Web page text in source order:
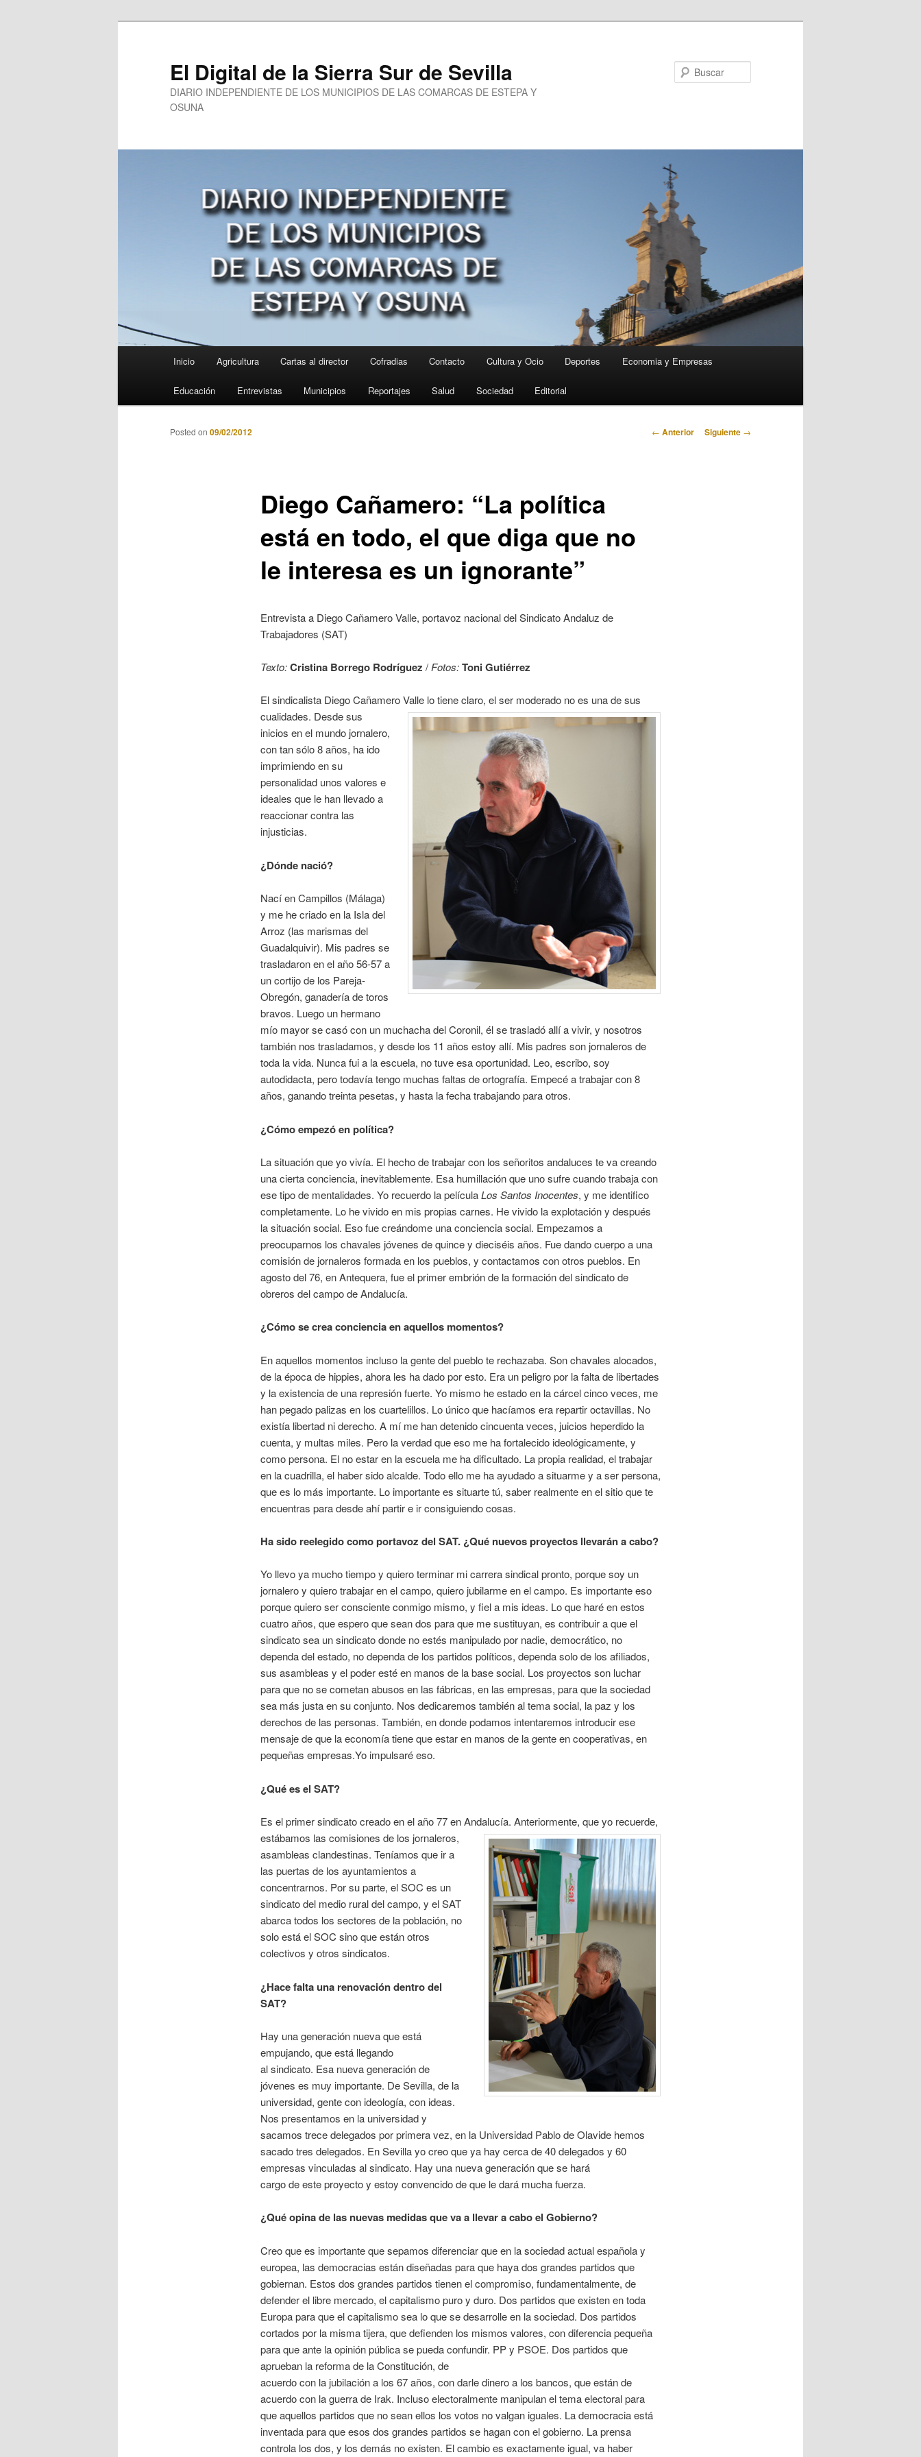
El Digital de la Sierra Sur de Sevilla
DIARIO INDEPENDIENTE DE LOS MUNICIPIOS DE LAS COMARCAS DE ESTEPA Y
OSUNA
Inicio Agricultura Cartas al director Cofradias Contacto Cultura y Ocio Deportes Economia y Empresas
Educación Entrevistas Municipios Reportajes Salud Sociedad Editorial
Navegación
← Anterior Siguiente →
Diego Cañamero: “La política
está en todo, el que diga que no
le interesa es un ignorante”
Posted on 09/02/2012
Entrevista a Diego Cañamero Valle, portavoz nacional del Sindicato Andaluz de
Trabajadores (SAT)
Texto:Cristina Borrego Rodríguez / Fotos:Toni Gutiérrez
El sindicalista Diego Cañamero Valle lo tiene claro, el ser moderado no es una de sus
cualidades. Desde sus
inicios en el mundo jornalero,
con tan sólo 8 años, ha ido
imprimiendo en su
personalidad unos valores e
ideales que le han llevado a
reaccionar contra las
injusticias.
¿Dónde nació?
Nací en Campillos (Málaga)
y me he criado en la Isla del
Arroz (las marismas del
Guadalquivir). Mis padres se
trasladaron en el año 56-57 a
un cortijo de los Pareja-
Obregón, ganadería de toros
bravos. Luego un hermano
mío mayor se casó con un muchacha del Coronil, él se trasladó allí a vivir, y nosotros
también nos trasladamos, y desde los 11 años estoy allí. Mis padres son jornaleros de
toda la vida. Nunca fui a la escuela, no tuve esa oportunidad. Leo, escribo, soy
autodidacta, pero todavía tengo muchas faltas de ortografía. Empecé a trabajar con 8
años, ganando treinta pesetas, y hasta la fecha trabajando para otros.
¿Cómo empezó en política?
La situación que yo vivía. El hecho de trabajar con los señoritos andaluces te va creando
una cierta conciencia, inevitablemente. Esa humillación que uno sufre cuando trabaja con
ese tipo de mentalidades. Yo recuerdo la películaLos Santos Inocentes, y me identifico
completamente. Lo he vivido en mis propias carnes. He vivido la explotación y después
la situación social. Eso fue creándome una conciencia social. Empezamos a
preocuparnos los chavales jóvenes de quince y dieciséis años. Fue dando cuerpo a una
comisión de jornaleros formada en los pueblos, y contactamos con otros pueblos. En
agosto del 76, en Antequera, fue el primer embrión de la formación del sindicato de
obreros del campo de Andalucía.
¿Cómo se crea conciencia en aquellos momentos?
En aquellos momentos incluso la gente del pueblo te rechazaba. Son chavales alocados,
de la época de hippies, ahora les ha dado por esto. Era un peligro por la falta de libertades
y la existencia de una represión fuerte. Yo mismo he estado en la cárcel cinco veces, me
han pegado palizas en los cuartelillos. Lo único que hacíamos era repartir octavillas. No
existía libertad ni derecho. A mí me han detenido cincuenta veces, juicios heperdido la
cuenta, y multas miles. Pero la verdad que eso me ha fortalecido ideológicamente, y
como persona. El no estar en la escuela me ha dificultado. La propia realidad, el trabajar
en la cuadrilla, el haber sido alcalde. Todo ello me ha ayudado a situarme y a ser persona,
que es lo más importante. Lo importante es situarte tú, saber realmente en el sitio que te
encuentras para desde ahí partir e ir consiguiendo cosas.
Ha sido reelegido como portavoz del SAT. ¿Qué nuevos proyectos llevarán a cabo?
Yo llevo ya mucho tiempo y quiero terminar mi carrera sindical pronto, porque soy un
jornalero y quiero trabajar en el campo, quiero jubilarme en el campo. Es importante eso
porque quiero ser consciente conmigo mismo, y fiel a mis ideas. Lo que haré en estos
cuatro años, que espero que sean dos para que me sustituyan, es contribuir a que el
sindicato sea un sindicato donde no estés manipulado por nadie, democrático, no
dependa del estado, no dependa de los partidos políticos, dependa solo de los afiliados,
sus asambleas y el poder esté en manos de la base social. Los proyectos son luchar
para que no se cometan abusos en las fábricas, en las empresas, para que la sociedad
sea más justa en su conjunto. Nos dedicaremos también al tema social, la paz y los
derechos de las personas. También, en donde podamos intentaremos introducir ese
mensaje de que la economía tiene que estar en manos de la gente en cooperativas, en
pequeñas empresas.Yo impulsaré eso.
¿Qué es el SAT?
Es el primer sindicato creado en el año 77 en Andalucía. Anteriormente, que yo recuerde,
estábamos las comisiones de los jornaleros,
asambleas clandestinas. Teníamos que ir a
las puertas de los ayuntamientos a
concentrarnos. Por su parte, el SOC es un
sindicato del medio rural del campo, y el SAT
abarca todos los sectores de la población, no
solo está el SOC sino que están otros
colectivos y otros sindicatos.
¿Hace falta una renovación dentro del
SAT?
Hay una generación nueva que está
empujando, que está llegando
al sindicato. Esa nueva generación de
jóvenes es muy importante. De Sevilla, de la
universidad, gente con ideología, con ideas.
Nos presentamos en la universidad y
sacamos trece delegados por primera vez, en la Universidad Pablo de Olavide hemos
sacado tres delegados. En Sevilla yo creo que ya hay cerca de 40 delegados y 60
empresas vinculadas al sindicato. Hay una nueva generación que se hará
cargo de este proyecto y estoy convencido de que le dará mucha fuerza.
¿Qué opina de las nuevas medidas que va a llevar a cabo el Gobierno?
Creo que es importante que sepamos diferenciar que en la sociedad actual española y
europea, las democracias están diseñadas para que haya dos grandes partidos que
gobiernan. Estos dos grandes partidos tienen el compromiso, fundamentalmente, de
defender el libre mercado, el capitalismo puro y duro. Dos partidos que existen en toda
Europa para que el capitalismo sea lo que se desarrolle en la sociedad. Dos partidos
cortados por la misma tijera, que defienden los mismos valores, con diferencia pequeña
para que ante la opinión pública se pueda confundir. PP y PSOE. Dos partidos que
aprueban la reforma de la Constitución, de
acuerdo con la jubilación a los 67 años, con darle dinero a los bancos, que están de
acuerdo con la guerra de Irak. Incluso electoralmente manipulan el tema electoral para
que aquellos partidos que no sean ellos los votos no valgan iguales. La democracia está
inventada para que esos dos grandes partidos se hagan con el gobierno. La prensa
controla los dos, y los demás no existen. El cambio es exactamente igual, va haber